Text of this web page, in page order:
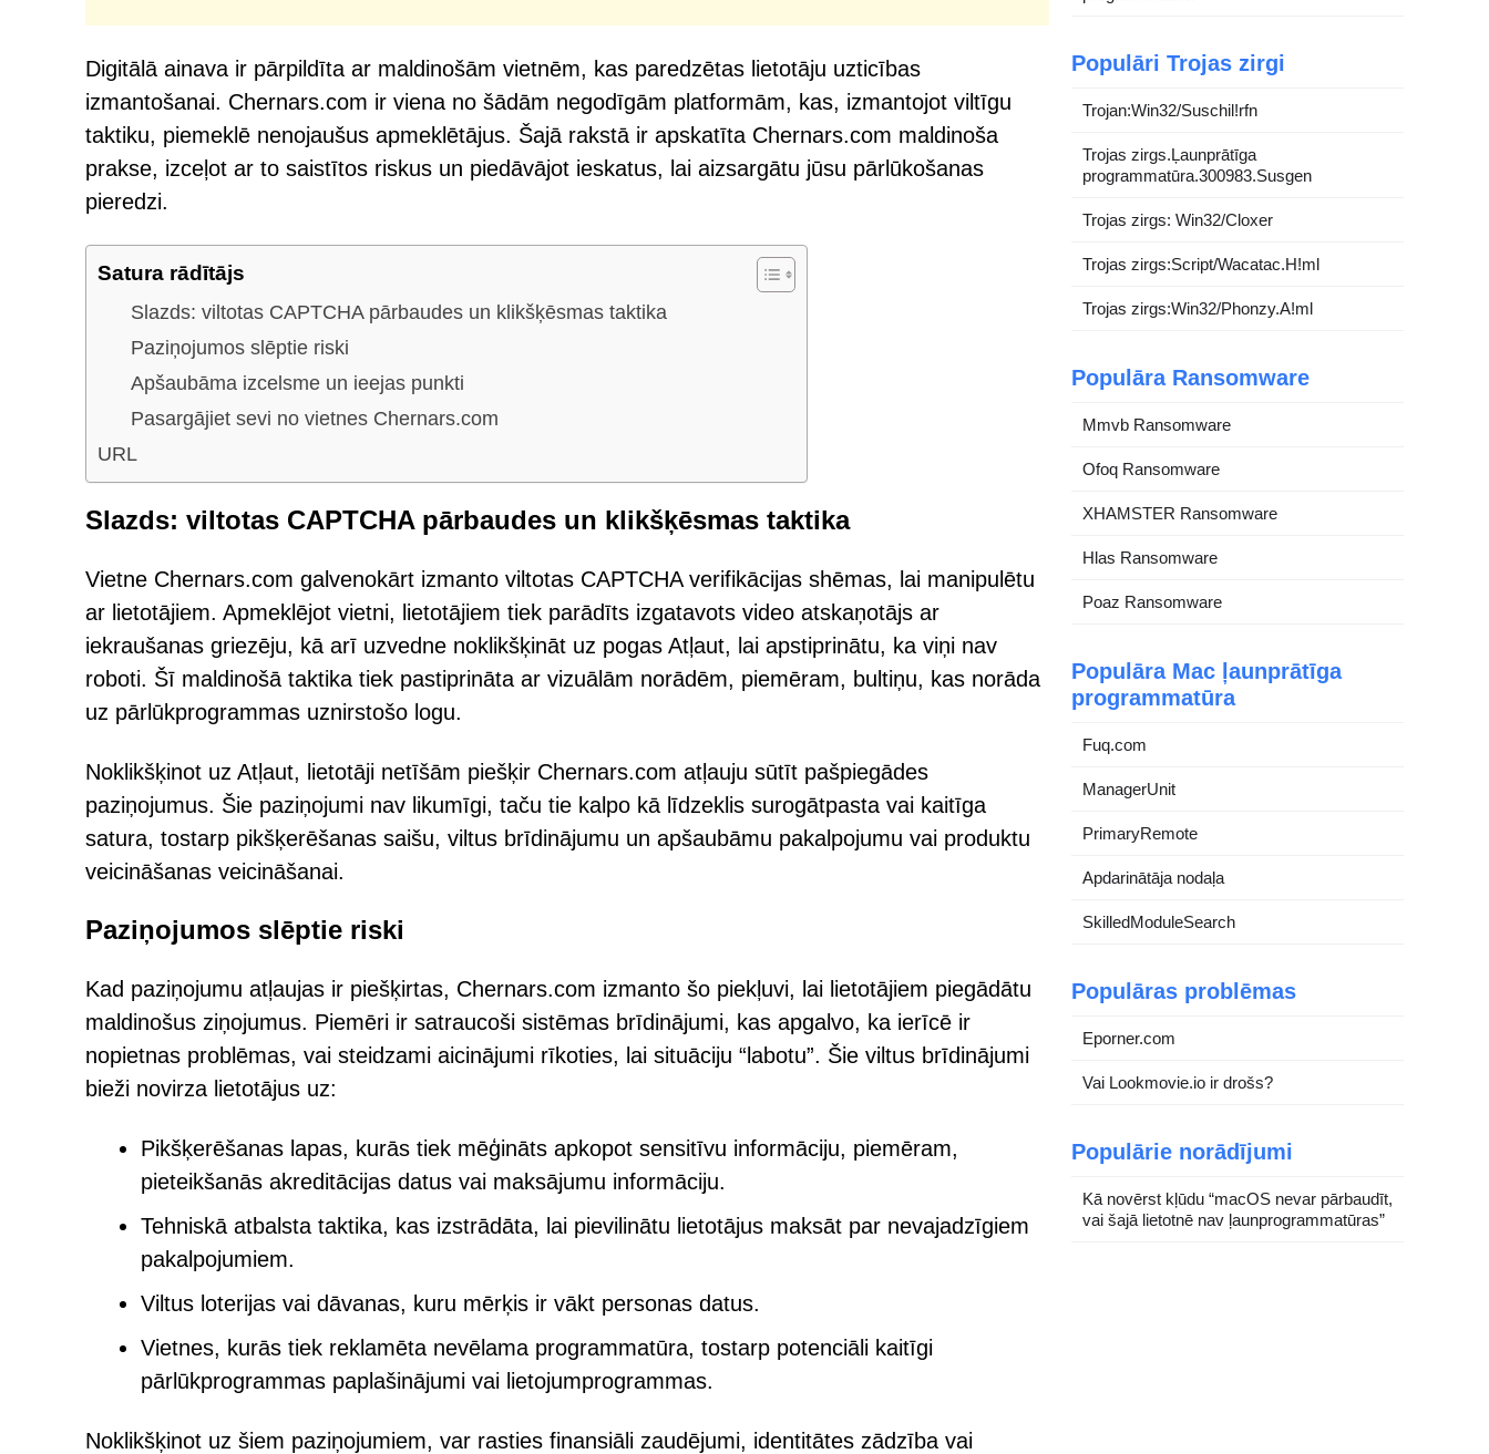
Digitālā ainava ir pārpildīta ar maldinošām vietnēm, kas paredzētas lietotāju uzticības
izmantošanai. Chernars.com ir viena no šādām negodīgām platformām, kas, izmantojot viltīgu
taktiku, piemeklē nenojaušus apmeklētājus. Šajā rakstā ir apskatīta Chernars.com maldinoša
prakse, izceļot ar to saistītos riskus un piedāvājot ieskatus, lai aizsargātu jūsu pārlūkošanas
pieredzi.
Satura rādītājs
Slazds: viltotas CAPTCHA pārbaudes un klikšķēsmas taktika
Paziņojumos slēptie riski
Apšaubāma izcelsme un ieejas punkti
Pasargājiet sevi no vietnes Chernars.com
URL
Slazds: viltotas CAPTCHA pārbaudes un klikšķēsmas taktika
Vietne Chernars.com galvenokārt izmanto viltotas CAPTCHA verifikācijas shēmas, lai manipulētu
ar lietotājiem. Apmeklējot vietni, lietotājiem tiek parādīts izgatavots video atskaņotājs ar
iekraušanas griezēju, kā arī uzvedne noklikšķināt uz pogas Atļaut, lai apstiprinātu, ka viņi nav
roboti. Šī maldinošā taktika tiek pastiprināta ar vizuālām norādēm, piemēram, bultiņu, kas norāda
uz pārlūkprogrammas uznirstošo logu.
Noklikšķinot uz Atļaut, lietotāji netīšām piešķir Chernars.com atļauju sūtīt pašpiegādes
paziņojumus. Šie paziņojumi nav likumīgi, taču tie kalpo kā līdzeklis surogātpasta vai kaitīga
satura, tostarp pikšķerēšanas saišu, viltus brīdinājumu un apšaubāmu pakalpojumu vai produktu
veicināšanas veicināšanai.
Paziņojumos slēptie riski
Kad paziņojumu atļaujas ir piešķirtas, Chernars.com izmanto šo piekļuvi, lai lietotājiem piegādātu
maldinošus ziņojumus. Piemēri ir satraucoši sistēmas brīdinājumi, kas apgalvo, ka ierīcē ir
nopietnas problēmas, vai steidzami aicinājumi rīkoties, lai situāciju “labotu”. Šie viltus brīdinājumi
bieži novirza lietotājus uz:
Pikšķerēšanas lapas, kurās tiek mēģināts apkopot sensitīvu informāciju, piemēram,
pieteikšanās akreditācijas datus vai maksājumu informāciju.
Tehniskā atbalsta taktika, kas izstrādāta, lai pievilinātu lietotājus maksāt par nevajadzīgiem
pakalpojumiem.
Viltus loterijas vai dāvanas, kuru mērķis ir vākt personas datus.
Vietnes, kurās tiek reklamēta nevēlama programmatūra, tostarp potenciāli kaitīgi
pārlūkprogrammas paplašinājumi vai lietojumprogrammas.
Noklikšķinot uz šiem paziņojumiem, var rasties finansiāli zaudējumi, identitātes zādzība vai
Populāri Trojas zirgi
Trojan:Win32/Suschil!rfn
Trojas zirgs.Ļaunprātīga
programmatūra.300983.Susgen
Trojas zirgs: Win32/Cloxer
Trojas zirgs:Script/Wacatac.H!ml
Trojas zirgs:Win32/Phonzy.A!ml
Populāra Ransomware
Mmvb Ransomware
Ofoq Ransomware
XHAMSTER Ransomware
Hlas Ransomware
Poaz Ransomware
Populāra Mac ļaunprātīga
programmatūra
Fuq.com
ManagerUnit
PrimaryRemote
Apdarinātāja nodaļa
SkilledModuleSearch
Populāras problēmas
Eporner.com
Vai Lookmovie.io ir drošs?
Populārie norādījumi
Kā novērst kļūdu “macOS nevar pārbaudīt,
vai šajā lietotnē nav ļaunprogrammatūras”